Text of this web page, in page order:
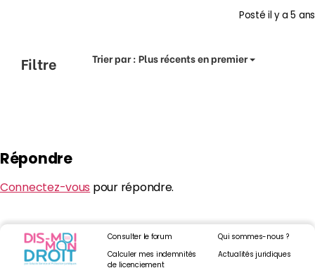
Postéil y a 5 ans
Filtre Trier par :Plus récents en premier
Répondre
Connectez-vous pour répondre.
Consulter le forum
Calculer mes indemnités
de licenciement
Qui sommes-nous ?
Actualités juridiques